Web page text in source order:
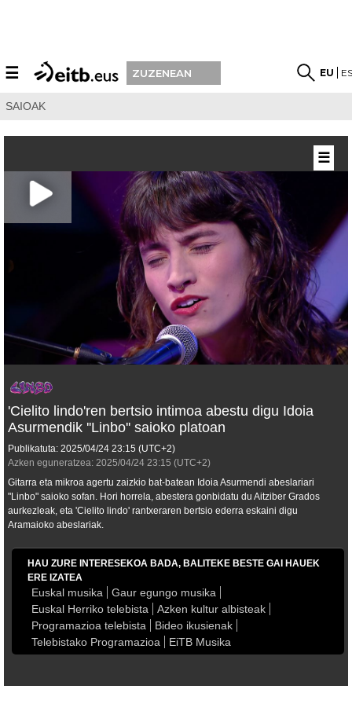
☰ ZUZENEAN EU
SAIOAK
'Cielito lindo'ren bertsio intimoa abestu digu Idoia
Asurmendik ''Linbo'' saioko platoan
Publikatuta: 2025/04/24 23:15 (UTC+2)
Azken eguneratzea: 2025/04/24 23:15 (UTC+2)
Gitarra eta mikroa agertu zaizkio bat-batean Idoia Asurmendi abeslariari
"Linbo" saioko sofan. Hori horrela, abestera gonbidatu du Aitziber Grados
aurkezleak, eta 'Cielito lindo' rantxeraren bertsio ederra eskaini digu
Aramaioko abeslariak.
HAU ZURE INTERESEKOA BADA, BALITEKE BESTE GAI HAUEK
ERE IZATEA
Euskal musika
Gaur egungo musika
Euskal Herriko telebista
Azken kultur albisteak
Programazioa telebista
Bideo ikusienak
Telebistako Programazioa
EiTB Musika
☰